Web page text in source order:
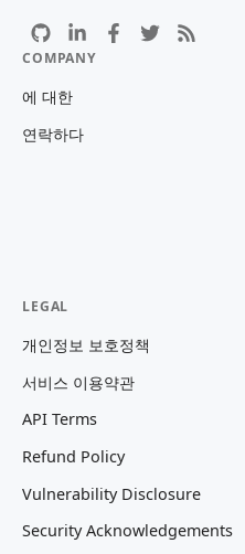
COMPANY
에 대한
연락하다
LEGAL
개인정보 보호정책
서비스 이용약관
API Terms
Refund Policy
Vulnerability Disclosure
Security Acknowledgements